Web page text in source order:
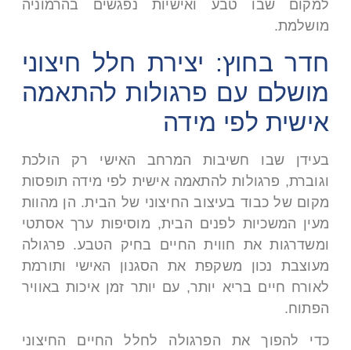
למקום שבו טבע ואישיות נפגשים בהרמוניה
מושלמת.
חדר בחוץ: יצירת חלל חיצוני
מושלם עם פרגולות להתאמה
אישית לפי מידה
בעידן שבו חשיבות המרחב האישי רק הולכת
וגוברת, פרגולות להתאמה אישית לפי מידה תופסות
מקום של כבוד בעיצוב החיצוני של הבית. הן מהוות
מעין המשכיות לפנים הבית, מוסיפות ערך אסתטי
ומשדרגות את חווית החיים בחיק הטבע. פרגולה
מעוצבת נכון משקפת את הסגנון האישי ותורמת
לאורח חיים בריא יותר, עם יותר זמן איכות באוויר
הפתוח.
כדי להפוך את הפרגולה לחלל החיים החיצוני